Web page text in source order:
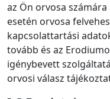
az Ön orvosa
esetén orvosa
kapcsolattartási
tovább és az
igénybevett
orvosi válasz